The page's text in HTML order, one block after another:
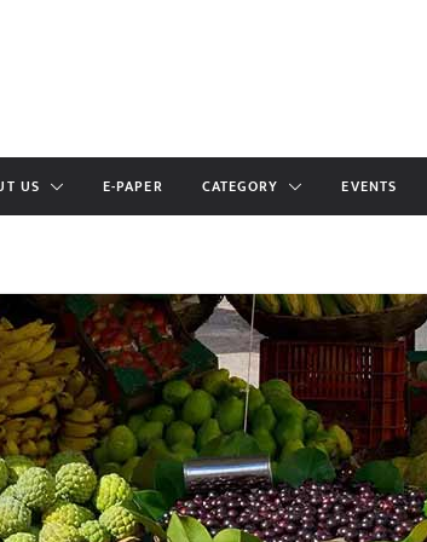
US E-PAPER CATEGORY EVENTS